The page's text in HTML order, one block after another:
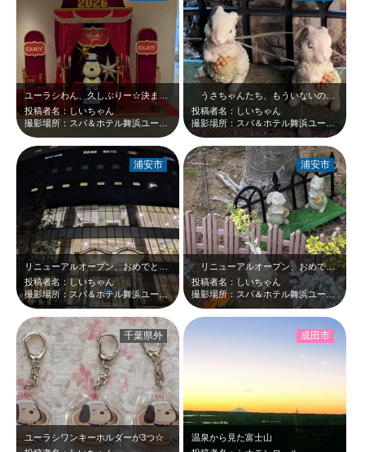
ユーラシわん、久しぶりー☆決まってるね(^_-)-☆
投稿者名：しいちゃん
うさちゃんたち、もういないのかと思っていました…。良かったー＼(^o^) ／…
投稿者名：しいちゃん
撮影場所：スパ＆ホテル舞浜ユーラシア
投稿者名：しいちゃん
撮影場所：スパ＆ホテル舞浜ユーラシア
浦安市
リニューアルオープン、おめでとうございます＼(^o^) ／私も近々リラックス…
投稿者名：しいちゃん
撮影場所：スパ＆ホテル舞浜ユーラシア
浦安市
ユーラシワンキーホルダーが3つ☆
千葉県外
温泉から見た富士山
成田市